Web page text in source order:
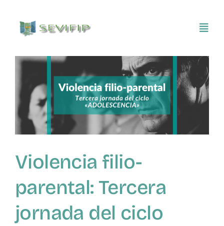
contenido
Conócenos
Asociarse
SEVIFIP CONECTA
Violencia filio-
parental: Tercera
jornada del ciclo